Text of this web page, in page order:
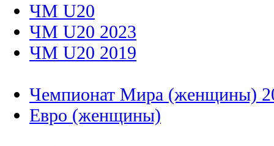
ЧМ U20
ЧМ U20 2023
ЧМ U20 2019
Чемпионат Мира (женщины)
Евро (женщины)